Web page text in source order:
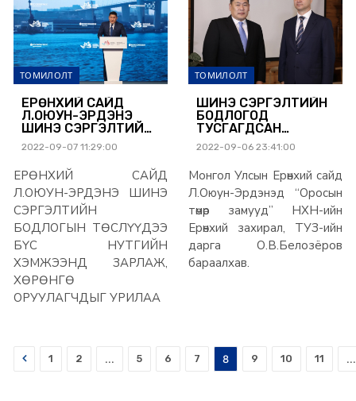
ТОМИЛОЛТ
ЕРӨНХИЙ САЙД
Л.ОЮУН-ЭРДЭНЭ
ШИНЭ СЭРГЭЛТИЙН
БОДЛОГЫН
ТӨСЛҮҮДЭЭ БҮС
НУТГИЙН
ХЭМЖЭЭНД
ЗАРЛАЖ, ХӨРӨНГӨ
ОРУУЛАГЧДЫГ
УРИЛАА
2022-09-07 11:29:00
ЕРӨНХИЙ САЙД
Л.ОЮУН-ЭРДЭНЭ ШИНЭ
СЭРГЭЛТИЙН
БОДЛОГЫН ТӨСЛҮҮДЭЭ
БҮС НУТГИЙН
ХЭМЖЭЭНД ЗАРЛАЖ,
ХӨРӨНГӨ
ОРУУЛАГЧДЫГ УРИЛАА
ТОМИЛОЛТ
ШИНЭ СЭРГЭЛТИЙН
БОДЛОГОД
ТУСГАГДСАН
БООМТЫН
СЭРГЭЛТИЙГ
ЗАМУУД” ДЭМЖИХЭЭ
ИЛЭРХИЙЛЛЭЭ
2022-09-06 23:41:00
Монгол Улсын Ерөнхий сайд
Л.Оюун-Эрдэнэд “Оросын
төмөр замууд” НХН-ийн
Ерөнхий захирал, ТУЗ-ийн
дарга О.В.Белозёров
бараалхав.
Prev 1 2 ... 5 6 7 8 9 10 11 ...